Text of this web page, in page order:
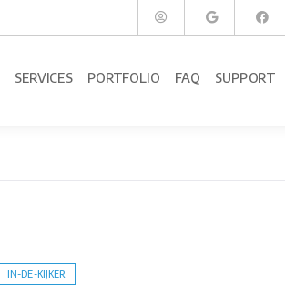
SERVICES PORTFOLIO FAQ SUPPORT
IN-DE-KIJKER